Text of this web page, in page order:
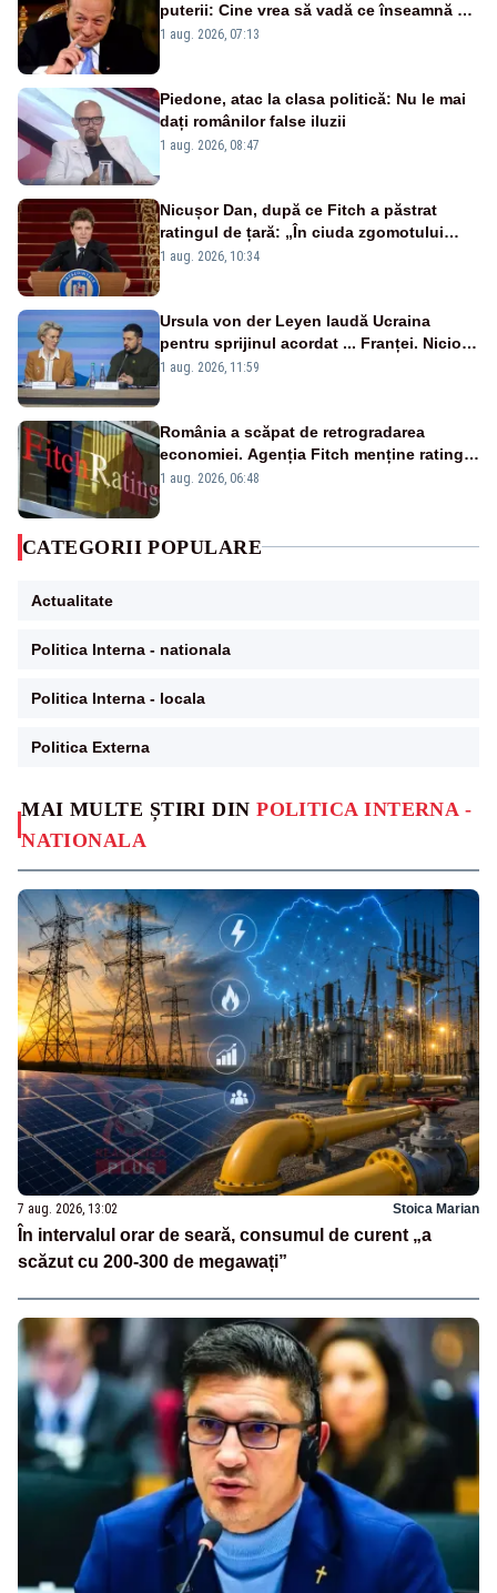
MAI MULTE ȘTIRI DINPOLITICA INTERNA -
NATIONALA
7 aug. 2026, 13:02 Stoica Marian
În intervalul orar de seară, consumul de curent „a
scăzut cu 200-300 de megawați”
puterii: Cine vrea să vadă ce înseamnă să
fii prost, se uită la România
1 aug. 2026, 07:13
Piedone, atac la clasa politică: Nu le mai
dați românilor false iluzii
1 aug. 2026, 08:47
Nicușor Dan, după ce Fitch a păstrat
ratingul de țară: „În ciuda zgomotului
politic, România funcționează”
1 aug. 2026, 10:34
Ursula von der Leyen laudă Ucraina
pentru sprijinul acordat ... Franței. Nicio
reacție privind ajutorul energetic promis
1 aug. 2026, 11:59
România a scăpat de retrogradarea
economiei. Agenția Fitch menține ratingul
„BBB-” cu perspectivă negativă
1 aug. 2026, 06:48
CATEGORII POPULARE
Actualitate
Politica Interna - nationala
Politica Interna - locala
Politica Externa